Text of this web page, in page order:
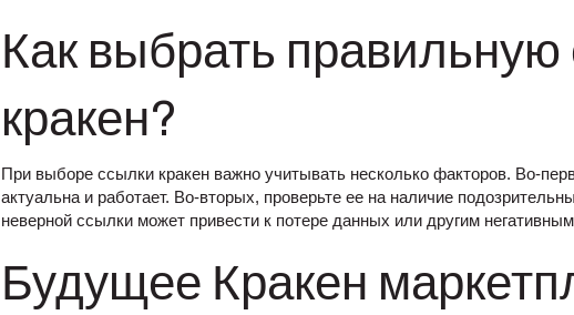
Как выбрать правильную
кракен?
При выборе ссылки кракен важно учитывать несколько факторов. Во-
актуальна и работает. Во-вторых, проверьте ее на наличие
неверной ссылки может привести к потере данных или другим
Будущее Кракен